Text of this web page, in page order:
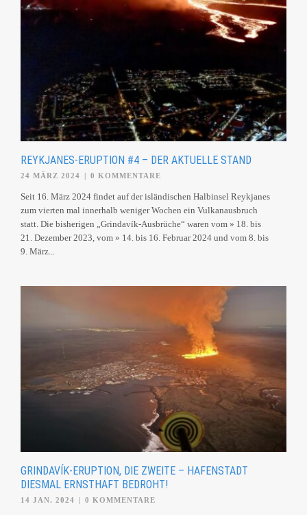
REYKJANES-ERUPTION #4 – DER AKTUELLE STAND
24 MÄRZ 2024 | 0 KOMMENTARE
Seit 16. März 2024 findet auf der isländischen Halbinsel Reykjanes
zum vierten mal innerhalb weniger Wochen ein Vulkanausbruch
statt. Die bisherigen „Grindavík-Ausbrüche“ waren vom » 18. bis
21. Dezember 2023, vom » 14. bis 16. Februar 2024 und vom 8. bis
9. März...
GRINDAVÍK-ERUPTION, DIE ZWEITE – HAFENSTADT
DIESMAL ERNSTHAFT BEDROHT!
14 JAN. 2024 0 KOMMENTARE